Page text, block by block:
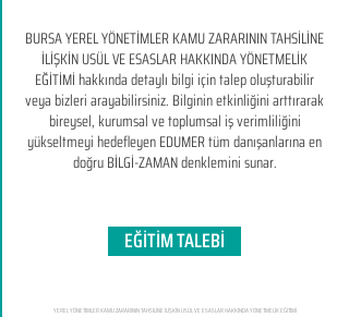
BURSA YEREL YÖNETİMLER KAMU ZARARININ TAHSİLİNE
İLİŞKİN USÜL VE ESASLAR HAKKINDA YÖNETMELİK
EĞİTİMİ hakkında detaylı bilgi için talep oluşturabilir
veya bizleri arayabilirsiniz. Bilginin etkinliğini arttırarak
bireysel, kurumsal ve toplumsal iş verimliliğini
yükseltmeyi hedefleyen​ EDUMER tüm danışanlarına en
doğru BİLGİ-ZAMAN denklemini sunar.
EĞİTİM TALEBİ
YEREL YÖNETİMLER KAMU ZARARININ TAHSİLİNE İLİŞKİN USÜL VE ESASLAR HAKKINDA YÖNETMELİK EĞİTİMİ